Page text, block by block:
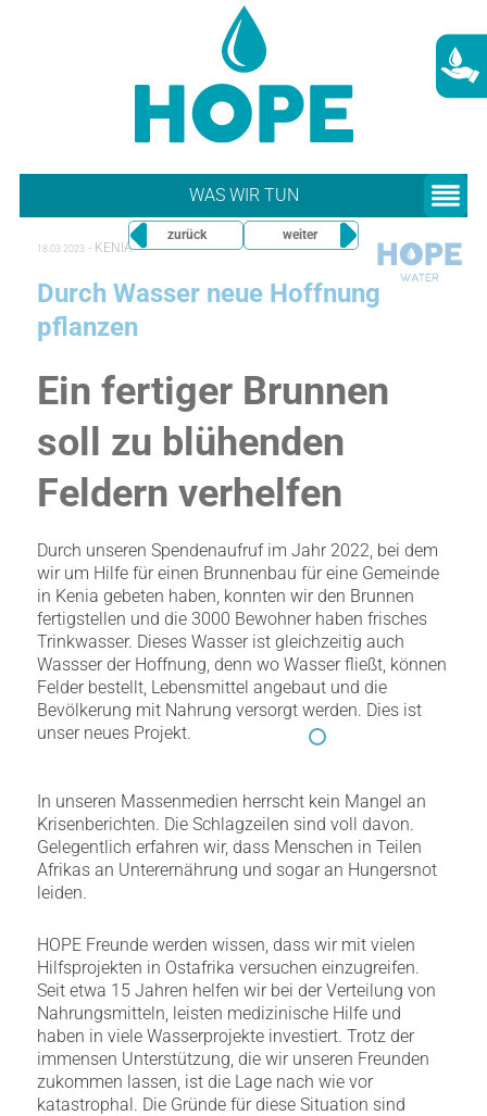
WAS WIR TUN
zurück weiter
18.03.2023 - KENIA
Durch Wasser neue Hoffnung
pflanzen
Ein fertiger Brunnen
soll zu blühenden
Feldern verhelfen
Durch unseren Spendenaufruf im Jahr 2022, bei dem
wir um Hilfe für einen Brunnenbau für eine Gemeinde
in Kenia gebeten haben, konnten wir den Brunnen
fertigstellen und die 3000 Bewohner haben frisches
Trinkwasser. Dieses Wasser ist gleichzeitig auch
Wassser der Hoffnung, denn wo Wasser fließt, können
Felder bestellt, Lebensmittel angebaut und die
Bevölkerung mit Nahrung versorgt werden. Dies ist
unser neues Projekt.
In unseren Massenmedien herrscht kein Mangel an
Krisenberichten. Die Schlagzeilen sind voll davon.
Gelegentlich erfahren wir, dass Menschen in Teilen
Afrikas an Unterernährung und sogar an Hungersnot
leiden.
HOPE Freunde werden wissen, dass wir mit vielen
Hilfsprojekten in Ostafrika versuchen einzugreifen.
Seit etwa 15 Jahren helfen wir bei der Verteilung von
Nahrungsmitteln, leisten medizinische Hilfe und
haben in viele Wasserprojekte investiert. Trotz der
immensen Unterstützung, die wir unseren Freunden
zukommen lassen, ist die Lage nach wie vor
katastrophal. Die Gründe für diese Situation sind